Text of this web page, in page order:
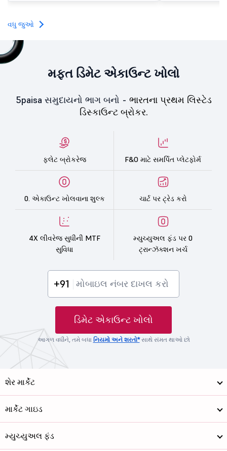
investors, reflecting
વધુ જુઓ
મફત ડિમેટ એકાઉન્ટ ખોલો
5paisa સમુદાયનો ભાગ બનો - ભારતના પ્રથમ લિસ્ટેડ
ડિસ્કાઉન્ટ બ્રોકર.
ફ્લેટ બ્રોકરેજ F&O માટે સમર્પિત પ્લેટફોર્મ
0. એકાઉન્ટ ખોલવાના શુલ્ક ચાર્ટ પર ટ્રેડ કરો
4X લીવરેજ સુધીની MTF
સુવિધા
મ્યુચ્યુઅલ ફંડ પર 0
ટ્રાન્ઝૅક્શન ખર્ચ
+91
ડિમેટ એકાઉન્ટ ખોલો
આગળ વધીને, તમે બધા નિયમો અને શરતો*સાથે સંમત થાઓ છો
શેર માર્કેટ
માર્કેટ ગાઇડ
મ્યુચ્યુઅલ ફંડ